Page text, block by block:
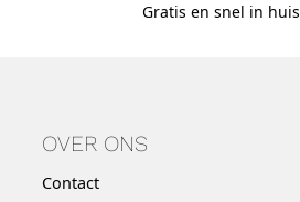
Gratis en snel in huis
OVER ONS
Contact